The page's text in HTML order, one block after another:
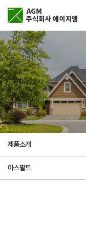
제품소개
아스팔트